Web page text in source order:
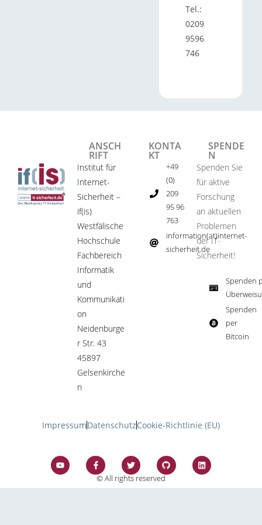
Tel.:
0209
9596
746
ANSCH
RIFT
Institut für
Internet-
Sicherheit –
if(is)
Westfälische
Hochschule
Fachbereich
Informatik
und
Kommunikati
on
Neidenburge
r Str. 43
45897
Gelsenkirche
n
KONTA
KT
+49
(0)
209
95 96
763
information(at)internet-
sicherheit.de ​
SPENDE
N
Spenden Sie
für aktive
Forschung
an aktuellen
Problemen
der IT-
Sicherheit!​
Spenden
Spenden
per
Bitcoin​
ImpressumDatenschutzCookie-Richtlinie (EU)
© All rights reserved